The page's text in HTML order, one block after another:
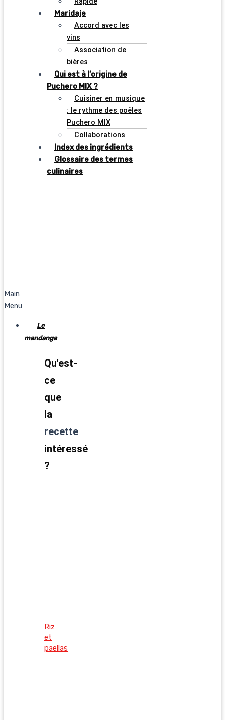
Maridaje
Accord avec les
vins
Association de
bières
Qui est à l’origine de
Puchero MIX ?
Cuisiner en musique
: le rythme des poêles
Puchero MIX
Collaborations
Index des ingrédients
Glossaire des termes
culinaires
Main
Menu
Le
mandanga
Qu'est-
ce
que
la
recette
intéressé
?
Riz
et
paellas